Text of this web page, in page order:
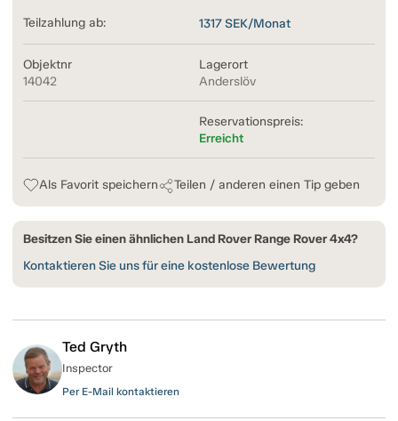
Teilzahlung ab: 1317SEK/Monat
Objektnr
14042
Lagerort
Anderslöv
Reservationspreis:
Erreicht
Als Favorit speichern Teilen / anderen einen Tip geben
Besitzen Sie einen ähnlichen Land Rover Range Rover 4x4?
Kontaktieren Sie uns für eine kostenlose Bewertung
Ted Gryth
Inspector
Per E-Mail kontaktieren